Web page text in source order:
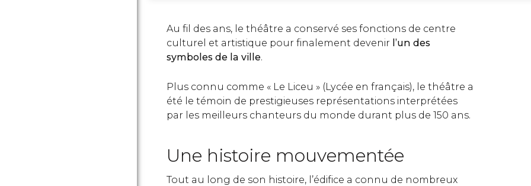
Au fil des ans, le théâtre a conservé ses fonctions de centre
culturel et artistique pour finalement devenir l’un des
symboles de la ville.
Plus connu comme « Le Liceu » (Lycée en français), le théâtre a
été le témoin de prestigieuses représentations interprétées
par les meilleurs chanteurs du monde durant plus de 150 ans.
Une histoire mouvementée
Tout au long de son histoire, l’édifice a connu de nombreux